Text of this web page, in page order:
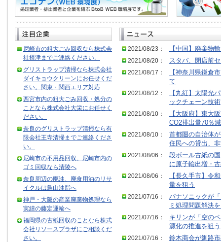
尼崎市の粗大ごみ回収なら株式会
社摂津までご連絡ください。
グリストラップ清掃なら株式会社
ダイキョウクリーンにお任せくだ
さい。関東・関西エリア対応
西宮市内の粗大ごみ回収・処分の
ことなら株式会社大栄にお任せく
ださい。
奈良のグリストラップ清掃なら有
限会社王寺清掃までご連絡くださ
い。
尼崎市の不用品回収、尼崎市内の
ゴミ回収なら清陵へ
奈良周辺の廃油、廃食用油のリサ
イクルは鳥山油脂へ
神戸・大阪の産業廃棄物処理なら
実績の藤定運輸へ
福岡県の古紙回収のことなら株式
会社リソースプラザにご相談くだ
さい。
2021/08/23：
【中国】廃棄物
2021/08/20：
スタバ、閉店前
2021/08/17：
【神奈川県鎌倉
て
2021/08/12：
【丸紅】太陽光
ックチェーン技術
2021/08/10：
【大阪府】東大
CO2排出量70％減
2021/08/10：
首都圏の自治体
住民への貸出、
2021/08/06：
段ボール古紙の
に原子輸出増・
2021/08/06：
【長久手市】令
量を狙う
2021/07/16：
パナソニックが
ミ処理問題解決
2021/07/16：
キリンが「空の
源化の推進を狙う
2021/07/16：
鈴木商会が釧路